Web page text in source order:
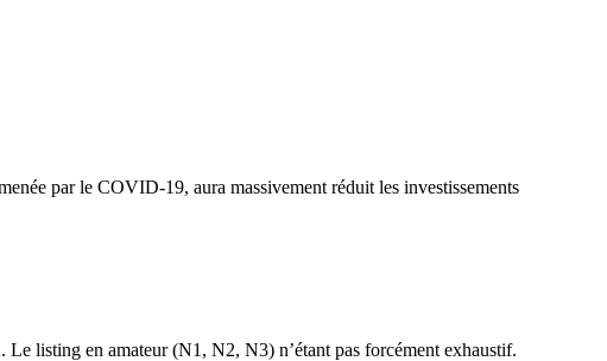
par le COVID-19, aura massivement réduit les investissements
Le listing en amateur (N1, N2, N3) n’étant pas forcément exhaustif.